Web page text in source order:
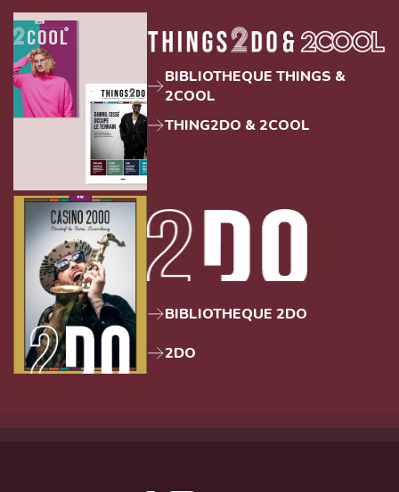
BIBLIOTHEQUE THINGS &
2COOL
THING2DO & 2COOL
BIBLIOTHEQUE 2DO
2DO